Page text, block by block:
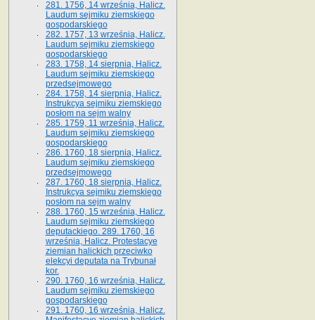
281. 1756, 14 września, Halicz.
Laudum sejmiku ziemskiego
gospodarskiego
282. 1757, 13 września, Halicz.
Laudum sejmiku ziemskiego
gospodarskiego
283. 1758, 14 sierpnia, Halicz.
Laudum sejmiku ziemskiego
przedsejmowego
284. 1758, 14 sierpnia, Halicz.
Instrukcya sejmiku ziemskiego
posłom na sejm walny
285. 1759, 11 września, Halicz.
Laudum sejmiku ziemskiego
gospodarskiego
286. 1760, 18 sierpnia, Halicz.
Laudum sejmiku ziemskiego
przedsejmowego
287. 1760, 18 sierpnia, Halicz.
Instrukcya sejmiku ziemskiego
posłom na sejm walny
288. 1760, 15 września, Halicz.
Laudum sejmiku ziemskiego
deputackiego. 289. 1760, 16
września, Halicz. Protestacye
ziemian halickich przeciwko
elekcyi deputata na Trybunał
kor.
290. 1760, 16 września, Halicz.
Laudum sejmiku ziemskiego
gospodarskiego
291. 1760, 16 września, Halicz.